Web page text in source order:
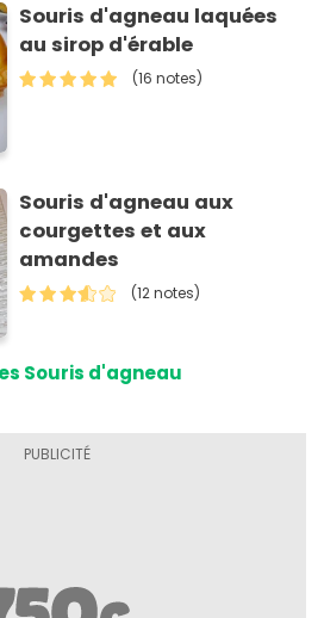
Souris d'agneau laquées
au sirop d'érable
(16 notes)
Souris d'agneau aux
courgettes et aux
amandes
(12 notes)
Souris d'agneau